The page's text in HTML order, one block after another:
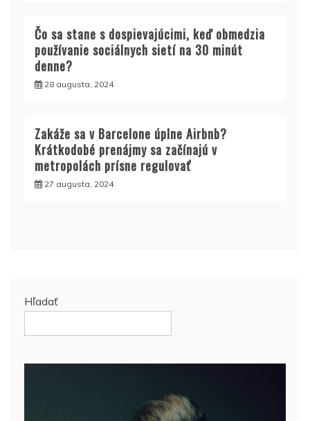
Čo sa stane s dospievajúcimi, keď obmedzia
používanie sociálnych sietí na 30 minút
denne?
28 augusta, 2024
Zakáže sa v Barcelone úplne Airbnb?
Krátkodobé prenájmy sa začínajú v
metropolách prísne regulovať
27 augusta, 2024
Hľadať